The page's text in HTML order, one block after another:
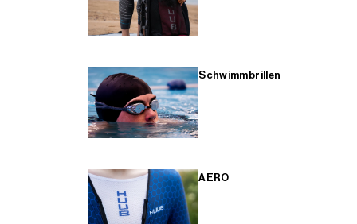
Schwimmbrillen
AERO